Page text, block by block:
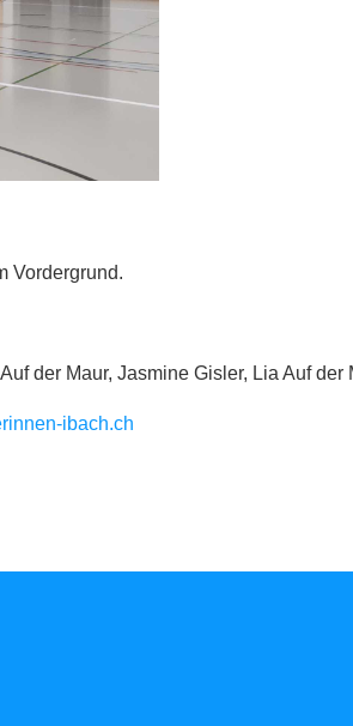
Vordergrund.
der Maur, Jasmine Gisler, Lia Auf der
ibach.ch